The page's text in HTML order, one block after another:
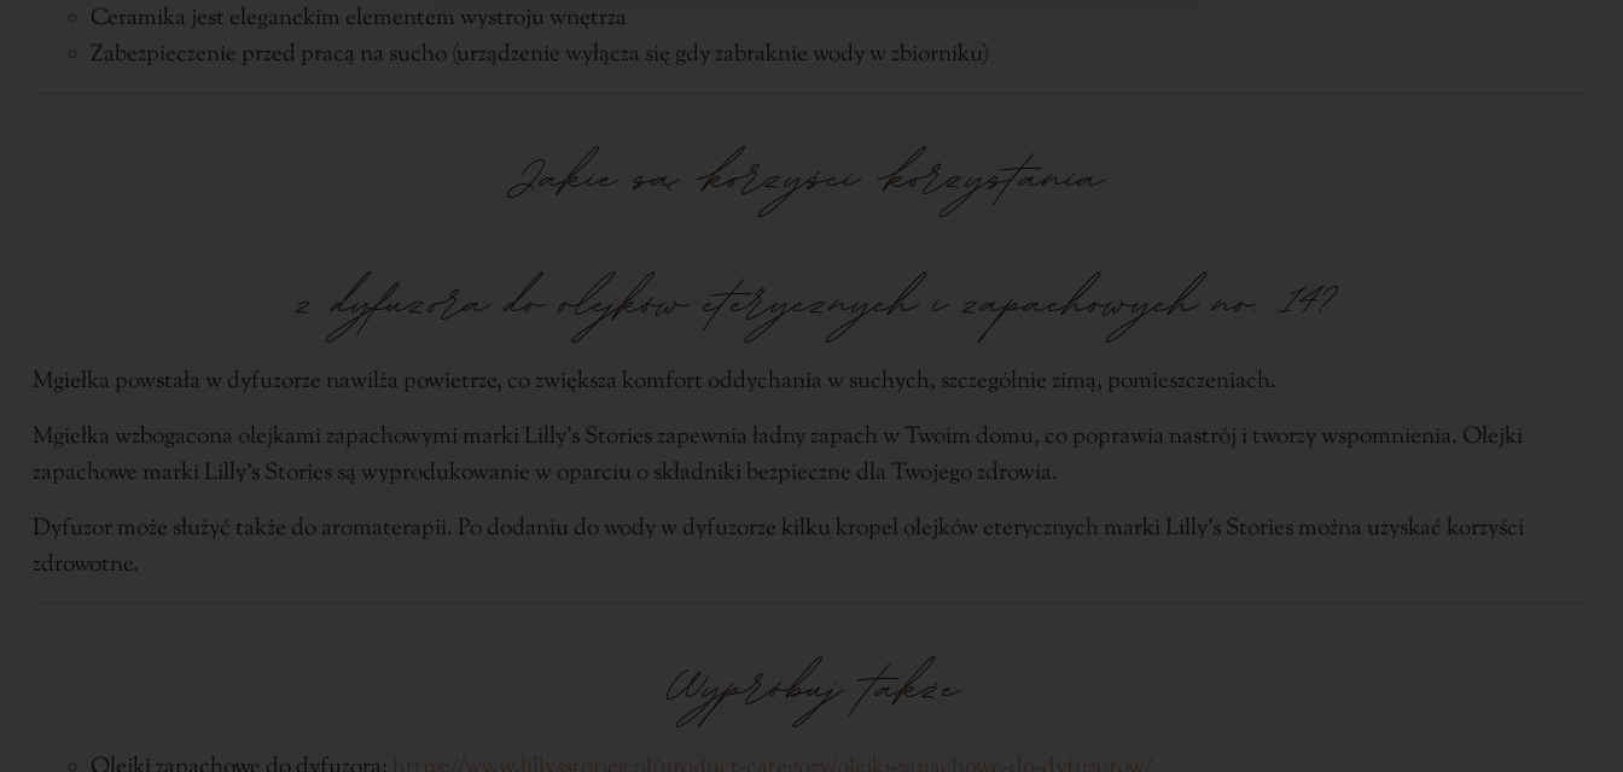
Ceramika jest eleganckim elementem wystroju wnętrza
Zabezpieczenie przed pracą na sucho (urządzenie wyłącza się gdy zabraknie wody w zbiorniku)
Jakie są korzyści korzystania
z dyfuzora do olejków eterycznych i zapachowych no. 14?
Mgiełka powstała w dyfuzorze nawilża powietrze, co zwiększa komfort oddychania w suchych, szczególnie zimą, pomieszczeniach.
Mgiełka wzbogacona olejkami zapachowymi marki Lilly’s Stories zapewnia ładny zapach w Twoim domu, co poprawia nastrój i tworzy wspomnienia. Olejki
zapachowe marki Lilly’s Stories są wyprodukowanie w oparciu o składniki bezpieczne dla Twojego zdrowia.
Dyfuzor może służyć także do aromaterapii. Po dodaniu do wody w dyfuzorze kilku kropel olejków eterycznych marki Lilly’s Stories można uzyskać korzyści
zdrowotne.
Wypróbuj także